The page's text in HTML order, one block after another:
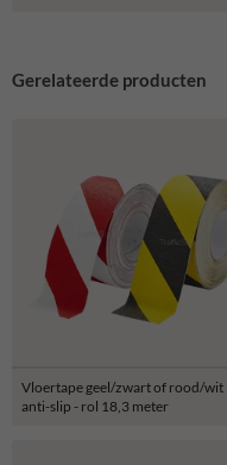
Gerelateerde producten
Vloertape geel/zwart of rood/wit
anti-slip - rol 18,3 meter